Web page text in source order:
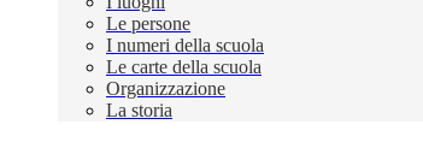
Le persone
I numeri della scuola
Le carte della scuola
Organizzazione
La storia